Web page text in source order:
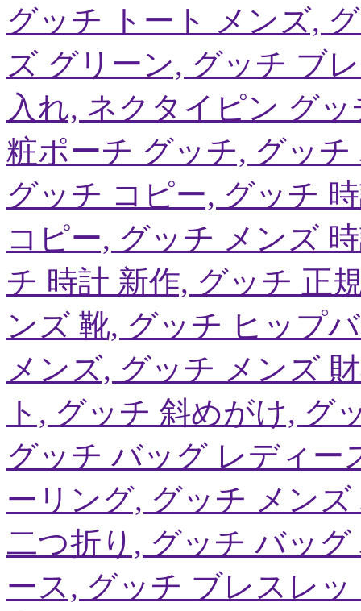
グッチ トート メンズ,
ズ グリーン, グッチ ブ
入れ, ネクタイピン グ
粧ポーチ グッチ, グッ
グッチ コピー, グッチ
コピー, グッチ メンズ
チ 時計 新作, グッチ 正
ンズ 靴, グッチ ヒップ
メンズ, グッチ メンズ
ト, グッチ 斜めがけ, グ
グッチ バッグ レディー
ーリング, グッチ メン
二つ折り, グッチ バッ
ース, グッチ ブレスレ